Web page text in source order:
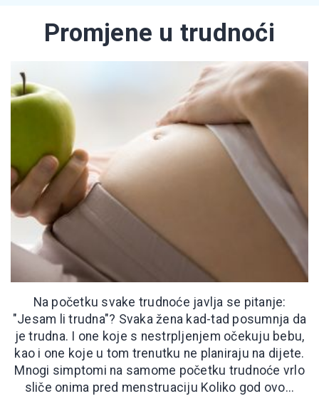
Promjene u trudnoći
Na početku svake trudnoće javlja se pitanje:
"Jesam li trudna"? Svaka žena kad-tad posumnja da
je trudna. I one koje s nestrpljenjem očekuju bebu,
kao i one koje u tom trenutku ne planiraju na dijete.
Mnogi simptomi na samome početku trudnoće vrlo
sliče onima pred menstruaciju Koliko god ovo...